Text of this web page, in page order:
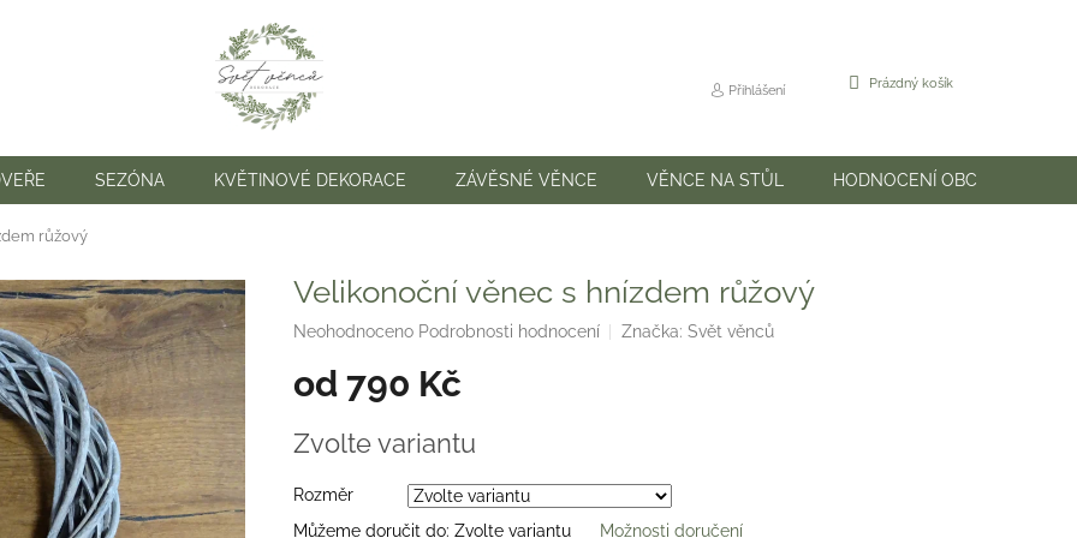
Přihlášení
NÁKUPNÍ
Prázdný košík
SEZÓNA KVĚTINOVÉ DEKORACE ZÁVĚSNÉ VĚNCE VĚNCE NA STŮL HODNOCENÍ OBCHODU
růžový
Velikonoční věnec s hnízdem růžový
Průměrné
produktu
je
z
hvězdiček.
Neohodnoceno Podrobnosti hodnocení Značka: Svět věnců
od 790 Kč
cena:
Zvolte variantu
Rozměr
Můžeme doručit do: Zvolte variantu Možnosti doručení